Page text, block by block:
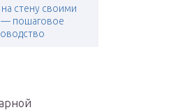
стену своими
— пошаговое